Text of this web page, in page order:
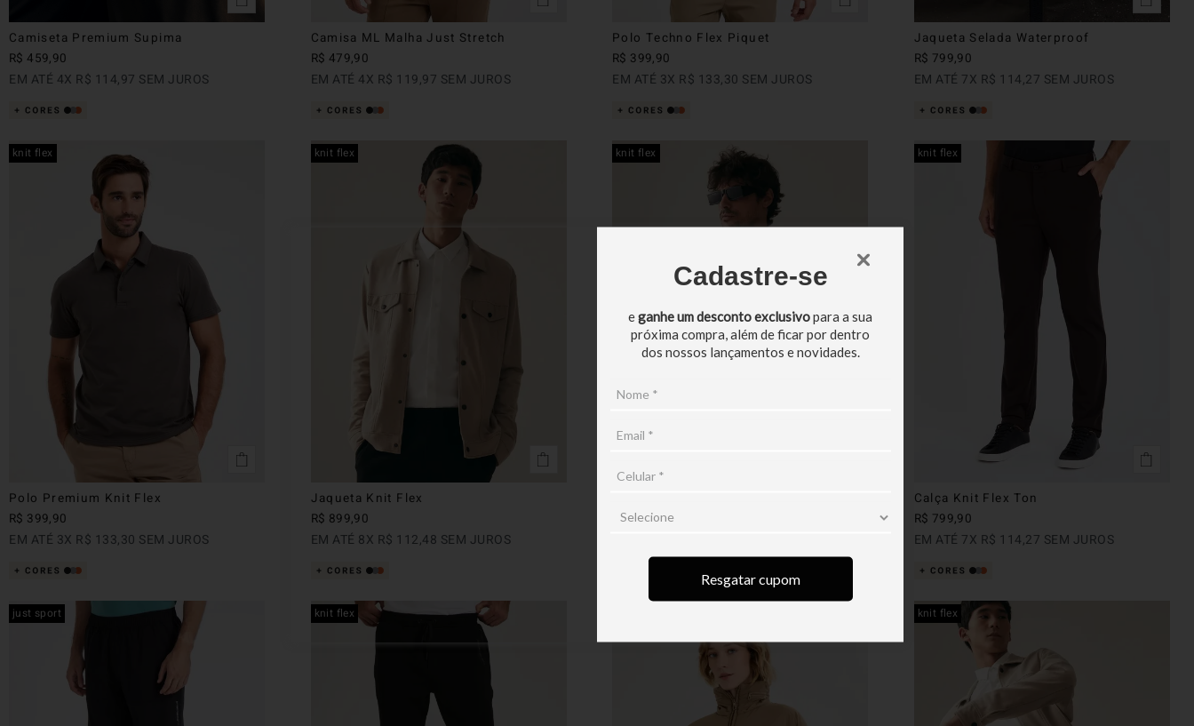
Cadastre-se
eganhe um desconto exclusivopara a sua
próxima compra, além de ficar por dentro
dos nossos lançamentos e novidades.
Resgatar cupom
Camiseta Premium Supima
R$ 459,90
EM ATÉ 4X R$ 114,97 SEM JUROS
Camisa ML Malha Just Stretch
R$ 479,90
EM ATÉ 4X R$ 119,97 SEM JUROS
Polo Techno Flex Piquet
R$ 399,90
EM ATÉ 3X R$ 133,30 SEM JUROS
Jaqueta Selada Waterproof
R$ 799,90
EM ATÉ 7X R$ 114,27 SEM JUROS
knit flex
Polo Premium Knit Flex
R$ 399,90
EM ATÉ 3X R$ 133,30 SEM JUROS
knit flex
Jaqueta Knit Flex
R$ 899,90
EM ATÉ 8X R$ 112,48 SEM JUROS
knit flex
R$ 499,90
knit flex
Calça Knit Flex Ton
R$ 799,90
EM ATÉ 7X R$ 114,27 SEM JUROS
just sport knit flex knit flex